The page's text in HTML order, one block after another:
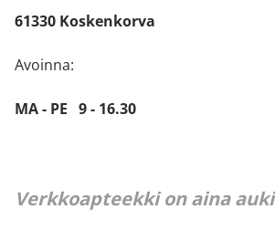
61330 Koskenkorva
Avoinna:
MA - PE 9 - 16.30
Verkkoapteekki on aina auki